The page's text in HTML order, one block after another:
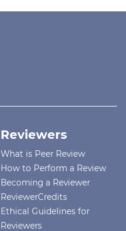
Reviewers
What is Peer Review
How to Perform a Review
Becoming a Reviewer
ReviewerCredits
Ethical Guidelines for
Reviewers